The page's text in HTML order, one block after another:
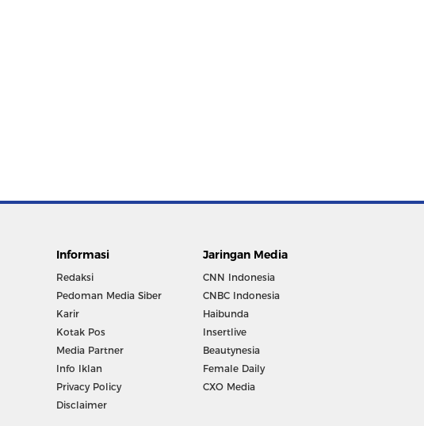
Informasi
Redaksi
Pedoman Media Siber
Karir
Kotak Pos
Media Partner
Info Iklan
Privacy Policy
Disclaimer
Jaringan Media
CNN Indonesia
CNBC Indonesia
Haibunda
Insertlive
Beautynesia
Female Daily
CXO Media